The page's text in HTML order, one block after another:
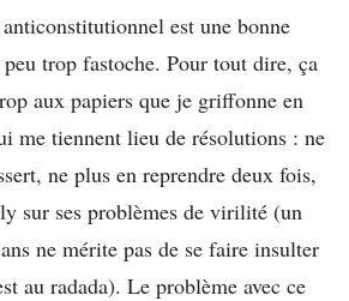
est une bonne
trop fastoche. Pour tout dire, ça
aux papiers que je griffonne en
me tiennent lieu de résolutions : ne
ne plus en reprendre deux fois,
sur ses problèmes de virilité (un
ne mérite pas de se faire insulter
au radada). Le problème avec ce